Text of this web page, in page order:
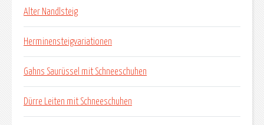
Alter Nandlsteig
Herminensteigvariationen
Gahns Saurüssel mit Schneeschuhen
Dürre Leiten mit Schneeschuhen